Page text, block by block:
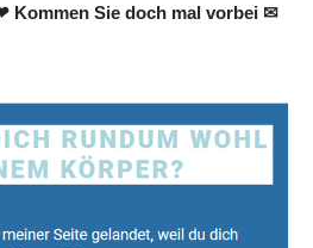
Kommen Sie doch mal vorbei ✉